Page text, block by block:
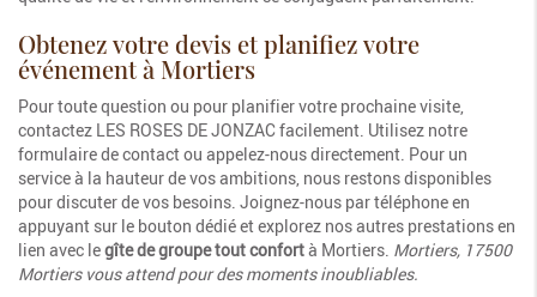
Obtenez votre devis et planifiez votre
événement à Mortiers
Pour toute question ou pour planifier votre prochaine visite,
contactez LES ROSES DE JONZAC facilement. Utilisez notre
formulaire de contact ou appelez-nous directement. Pour un
service à la hauteur de vos ambitions, nous restons disponibles
pour discuter de vos besoins. Joignez-nous par téléphone en
appuyant sur le bouton dédié et explorez nos autres prestations en
lien avec legîte de groupe tout confortà Mortiers. Mortiers, 17500
Mortiers vous attend pour des moments inoubliables.